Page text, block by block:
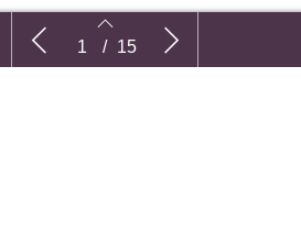
Maatschappelijke veerkracht in tijden
van crisis en transformatie
1 / 15